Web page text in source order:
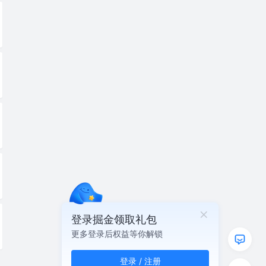
登录掘金领取礼包
更多登录后权益等你解锁
登录 / 注册